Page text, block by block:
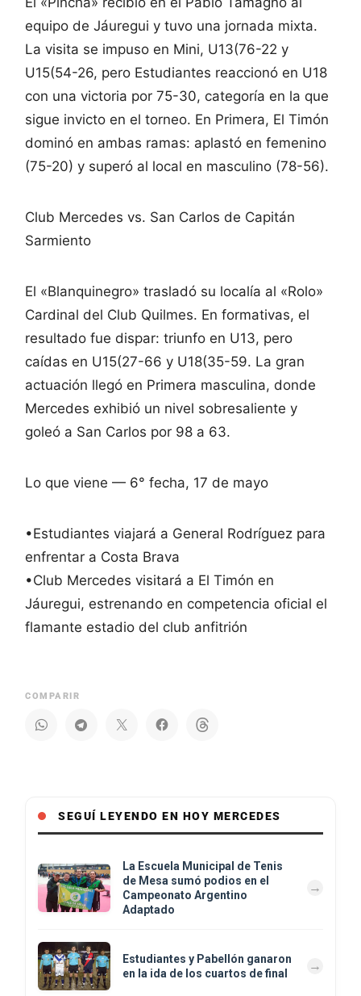
equipo de Jáuregui y tuvo una jornada mixta.
La visita se impuso en Mini, U13(76-22 y
U15(54-26, pero Estudiantes reaccionó en U18
con una victoria por 75-30, categoría en la que
sigue invicto en el torneo. En Primera, El Timón
dominó en ambas ramas: aplastó en femenino
(75-20) y superó al local en masculino (78-56).
Club Mercedes vs. San Carlos de Capitán
Sarmiento
El «Blanquinegro» trasladó su localía al «Rolo»
Cardinal del Club Quilmes. En formativas, el
resultado fue dispar: triunfo en U13, pero
caídas en U15(27-66 y U18(35-59. La gran
actuación llegó en Primera masculina, donde
Mercedes exhibió un nivel sobresaliente y
goleó a San Carlos por 98 a 63.
Lo que viene — 6° fecha, 17 de mayo
•Estudiantes viajará a General Rodríguez para
enfrentar a Costa Brava
•Club Mercedes visitará a El Timón en
Jáuregui, estrenando en competencia oficial el
flamante estadio del club anfitrión
COMPARIR
SEGUÍ LEYENDO EN HOY MERCEDES
La Escuela Municipal de Tenis
de Mesa sumó podios en el
Campeonato Argentino
Adaptado
Estudiantes y Pabellón ganaron
en la ida de los cuartos de final